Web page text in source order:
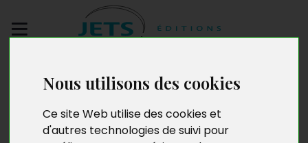
Nous utilisons des cookies
Ce site Web utilise des cookies et
d'autres technologies de suivi pour
manuscrit